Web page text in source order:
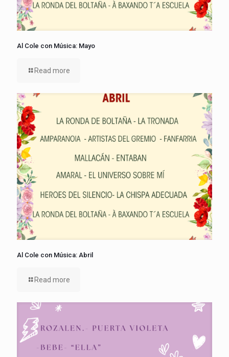
Al Cole con Música: Mayo
Read more
Al Cole con Música: Abril
Read more